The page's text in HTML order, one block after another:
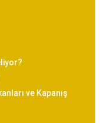
ve Kapanış